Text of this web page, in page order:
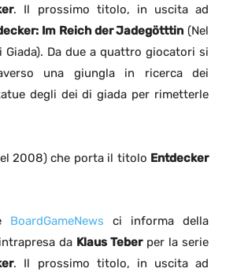
. Il prossimo titolo, in uscita ad
Im Reich der Jadegötttin (Nel
Giada). Da due a quattro giocatori si
una giungla in ricerca dei
degli dei di giada per rimetterle
2008) che porta il titolo Entdecker
BoardGameNews ci informa della
da Klaus Teberper la serie
. Il prossimo titolo, in uscita ad